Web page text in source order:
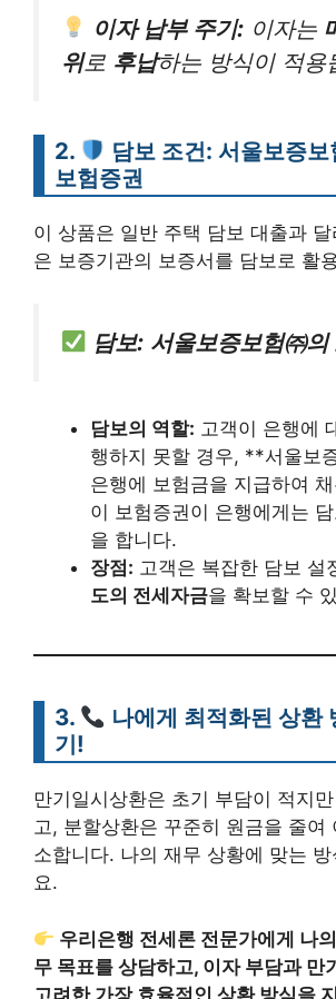
이자 납부 주기: 이자는
위로 후납하는 방식이 적용
2.
담보 조건: 서울보증
보험증권
이 상품은 일반 주택 담보 대출과
은 보증기관의 보증서를 담보로 활
담보: 서울보증보험㈜의
담보의 역할: 고객이 은행에
행하지 못할 경우, **서울보
은행에 보험금을 지급하여
이 보험증권이 은행에게는
을 합니다.
장점: 고객은 복잡한 담보 설
도의 전세자금을 확보할 수
3.
나에게 최적화된 상환
기!
만기일시상환은 초기 부담이 적지
고, 분할상환은 꾸준히 원금을 줄여
소합니다. 나의 재무 상황에 맞는 방
요.
우리은행 전세론 전문가에게 나
무 목표를 상담하고, 이자 부담과 만
고려한 가장 효율적인 상환 방식을